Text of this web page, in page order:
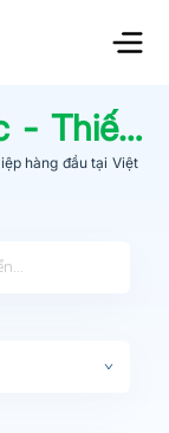
kế nội thất
hàng đầu tại Việt